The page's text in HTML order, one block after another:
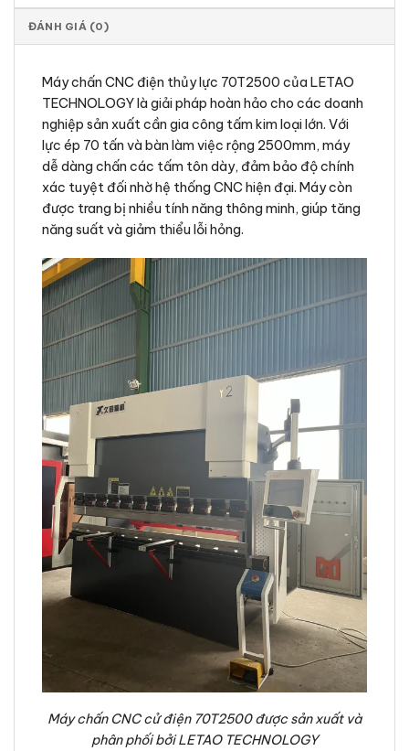
ĐÁNH GIÁ (0)
Máy chấn CNC điện thủy lực 70T2500 của LETAO
TECHNOLOGY là giải pháp hoàn hảo cho các doanh
nghiệp sản xuất cần gia công tấm kim loại lớn. Với
lực ép 70 tấn và bàn làm việc rộng 2500mm, máy
dễ dàng chấn các tấm tôn dày, đảm bảo độ chính
xác tuyệt đối nhờ hệ thống CNC hiện đại. Máy còn
được trang bị nhiều tính năng thông minh, giúp tăng
năng suất và giảm thiểu lỗi hỏng.
Máy chấn CNC cử điện 70T2500 được sản xuất và
phân phối bởi LETAO TECHNOLOGY